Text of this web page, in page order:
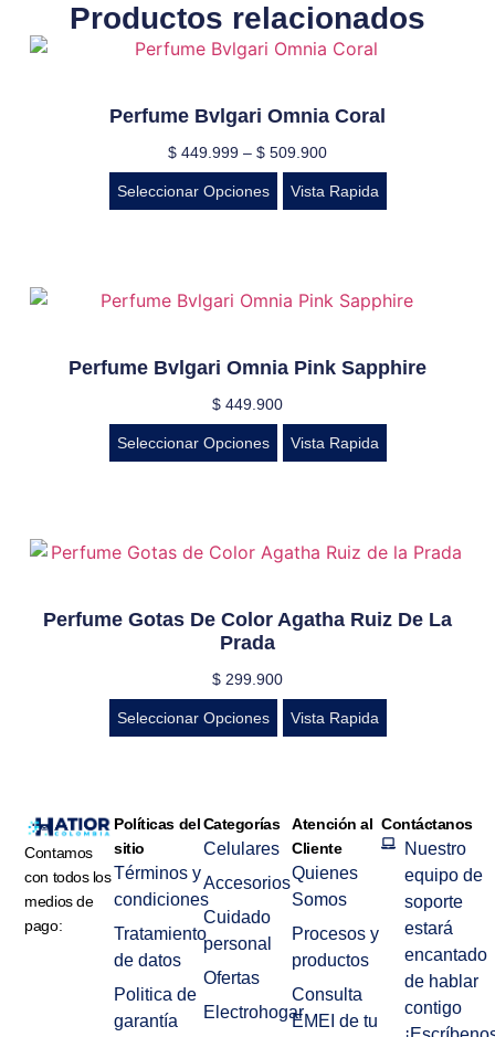
Productos relacionados
Perfume Bvlgari Omnia Coral
$ 449.999 – $ 509.900
Seleccionar Opciones Vista Rapida
Perfume Bvlgari Omnia Pink Sapphire
$ 449.900
Seleccionar Opciones Vista Rapida
Perfume Gotas De Color Agatha Ruiz De La
Prada
$ 299.900
Seleccionar Opciones Vista Rapida
Contamos
con todos los
medios de
pago:
Políticas del
sitio
Términos y
condiciones
Tratamiento
de datos
Politica de
garantía
Categorías
Celulares
Accesorios
Cuidado
personal
Ofertas
Electrohogar
Atención al
Cliente
Quienes
Somos
Procesos y
productos
Consulta
EMEI de tu
Contáctanos
Nuestro
equipo de
soporte
estará
encantado
de hablar
contigo